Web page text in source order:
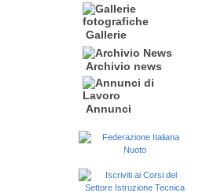
Gallerie
Archivio news
Annunci